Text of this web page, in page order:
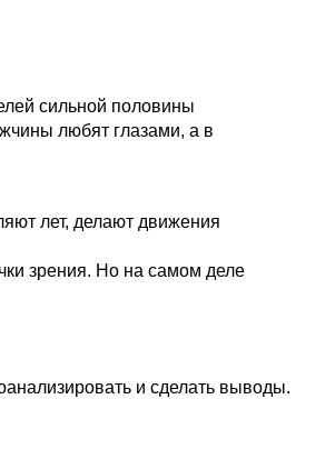
сильной половины
любят глазами, а в
лет, делают движения
зрения. Но на самом деле
и сделать выводы.